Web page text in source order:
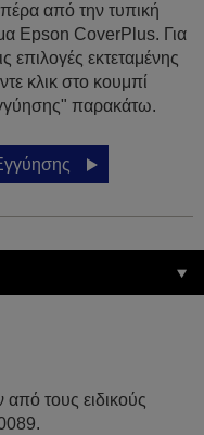
από την τυπική
Epson CoverPlus. Για
επιλογές εκτεταμένης
κλικ στο κουμπί
παρακάτω.
από τους ειδικούς